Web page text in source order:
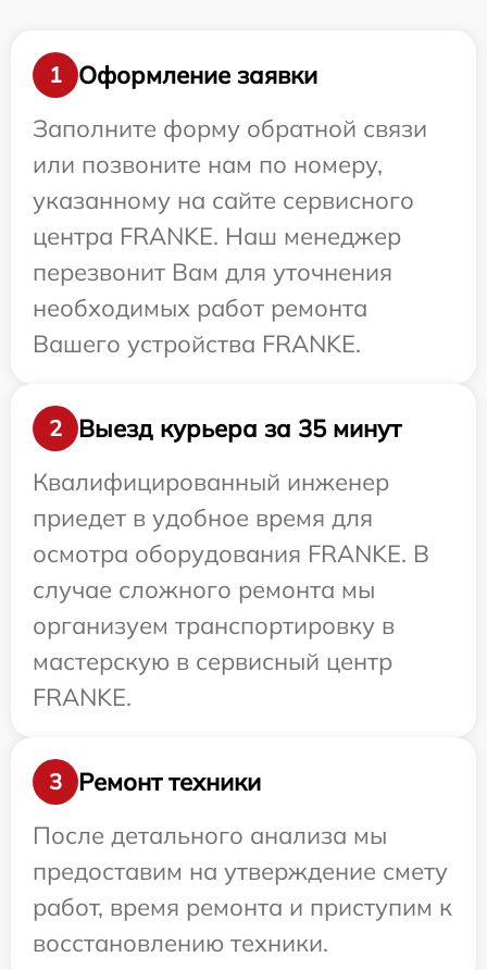
1
Оформление заявки
Заполните форму обратной связи
или позвоните нам по номеру,
указанному на сайте сервисного
центра FRANKE. Наш менеджер
перезвонит Вам для уточнения
необходимых работ ремонта
Вашего устройства FRANKE.
2
Выезд курьера за 35 минут
Квалифицированный инженер
приедет в удобное время для
осмотра оборудования FRANKE. В
случае сложного ремонта мы
организуем транспортировку в
мастерскую в сервисный центр
FRANKE.
3
Ремонт техники
После детального анализа мы
предоставим на утверждение смету
работ, время ремонта и приступим к
восстановлению техники.